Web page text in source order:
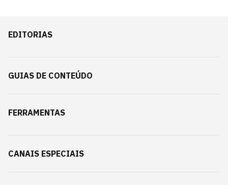
EDITORIAS
GUIAS DE CONTEÚDO
FERRAMENTAS
CANAIS ESPECIAIS